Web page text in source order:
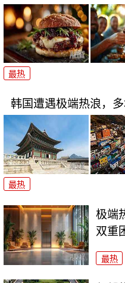
最热
韩国遭遇极端热浪，
最热
极端
双重
最热